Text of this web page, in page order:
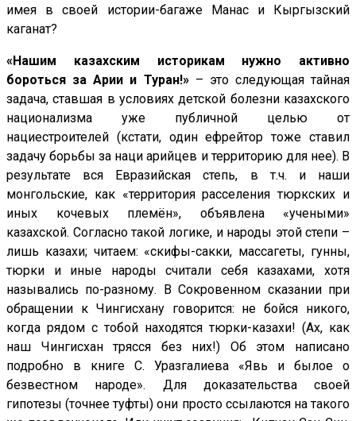
имея в своей истории-багаже Манас и Кыргызский
каганат?
«Нашим казахским историкам нужно активно
бороться за Арии и Туран!»– это следующая тайная
задача, ставшая в условиях детской болезни казахского
национализма уже публичной целью от
нациестроителей (кстати, один ефрейтор тоже ставил
задачу борьбы за наци арийцев и территорию для нее). В
результате вся Евразийская степь, в т.ч. и наши
монгольские, как «территория расселения тюркских и
иных кочевых племён», объявлена «учеными»
казахской. Согласно такой логике, и народы этой степи –
лишь казахи; читаем: «скифы-сакки, массагеты, гунны,
тюрки и иные народы считали себя казахами, хотя
назывались по-разному. В Сокровенном сказании при
обращении к Чингисхану говорится: не бойся никого,
когда рядом с тобой находятся тюрки-казахи! (Ах, как
наш Чингисхан трясся без них!) Об этом написано
подробно в книге С. Уразгалиева «Явь и былое о
безвестном народе». Для доказательства своей
гипотезы (точнее туфты) они просто ссылаются на такого